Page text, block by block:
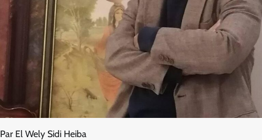
Par El Wely Sidi Heiba